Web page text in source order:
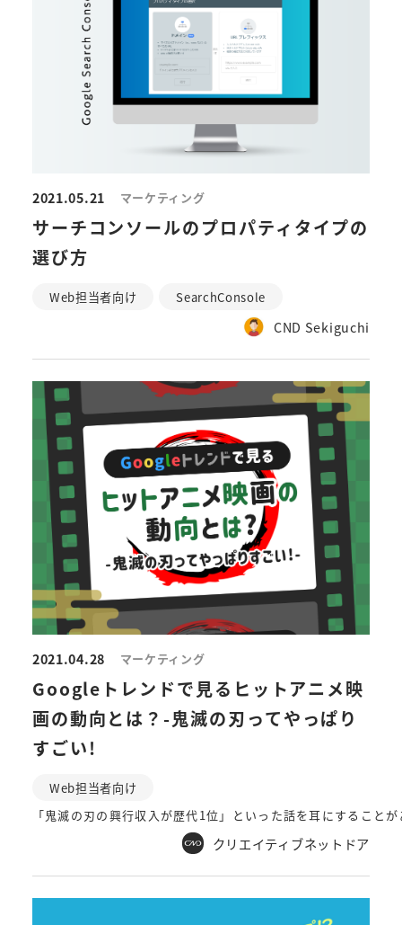
2021.05.21 マーケティング
サーチコンソールのプロパティタイプの
選び方
Web担当者向け SearchConsole
CND Sekiguchi
2021.04.28 マーケティング
Googleトレンドで見るヒットアニメ映
画の動向とは？-鬼滅の刃ってやっぱり
すごい!
Web担当者向け
「鬼滅の刃の興行収入が歴代1位」といった話を耳にすること
クリエイティブネットドア